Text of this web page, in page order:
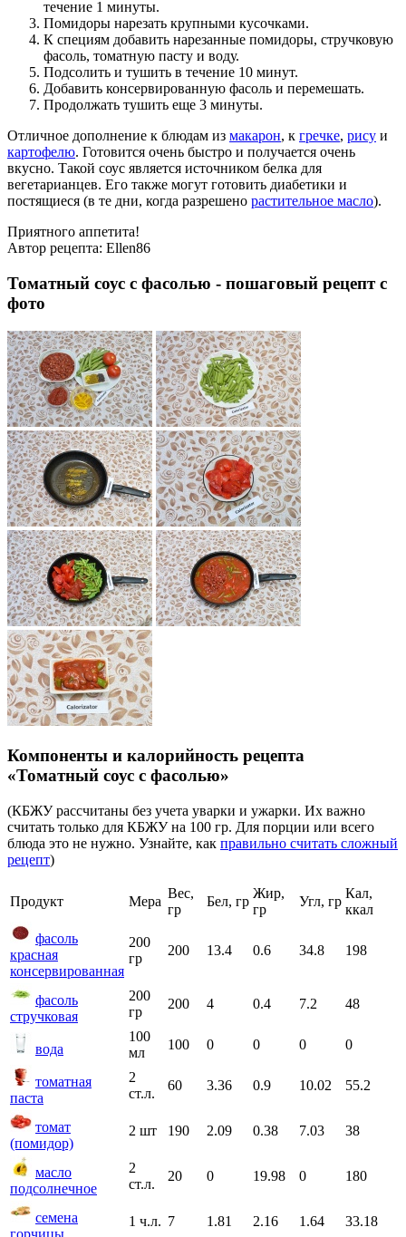
течение 1 минуты.
Помидоры нарезать крупными кусочками.
К специям добавить нарезанные помидоры, стручковую
фасоль, томатную пасту и воду.
Подсолить и тушить в течение 10 минут.
Добавить консервированную фасоль и перемешать.
Продолжать тушить еще 3 минуты.
Отличное дополнение к блюдам из макарон, к гречке, рису и
картофелю. Готовится очень быстро и получается очень
вкусно. Такой соус является источником белка для
вегетарианцев. Его также могут готовить диабетики и
постящиеся (в те дни, когда разрешено растительное масло).
Приятного аппетита!
Автор рецепта: Ellen86
Томатный соус с фасолью - пошаговый рецепт с
фото
Компоненты и калорийность рецепта
«Томатный соус с фасолью»
(КБЖУ рассчитаны без учета уварки и ужарки. Их важно
считать только для КБЖУ на 100 гр. Для порции или всего
блюда это не нужно. Узнайте, как правильно считать сложный
рецепт)
Продукт Мера
Вес,
гр
Бел, гр
Жир,
гр
Угл, гр
Кал,
ккал
фасоль
красная
консервированная
200
гр
200 13.4 0.6 34.8 198
фасоль
стручковая
200
гр
200 4 0.4 7.2 48
вода
100
мл
100 0 0 0 0
томатная
паста
2
ст.л.
60 3.36 0.9 10.02 55.2
томат
(помидор)
2 шт 190 2.09 0.38 7.03 38
масло
подсолнечное
2
ст.л.
20 0 19.98 0 180
семена
1 ч.л. 7 1.81 2.16 1.64 33.18